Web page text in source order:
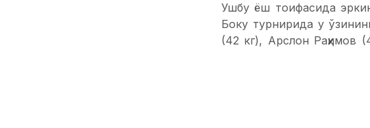
Ушбу ёш тоифасида
Боку турнирида у
(42 кг), Арслон